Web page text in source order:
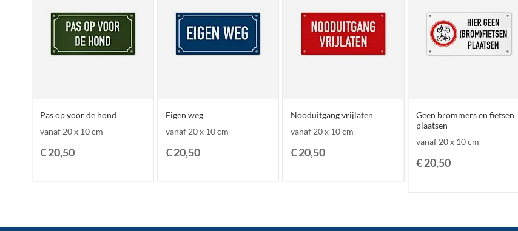
Pas op voor de hond
vanaf 20 x 10 cm
€ 20,50
Eigen weg
vanaf 20 x 10 cm
€ 20,50
Nooduitgang vrijlaten
vanaf 20 x 10 cm
€ 20,50
Geen brommers en fietsen
plaatsen
vanaf 20 x 10 cm
€ 20,50